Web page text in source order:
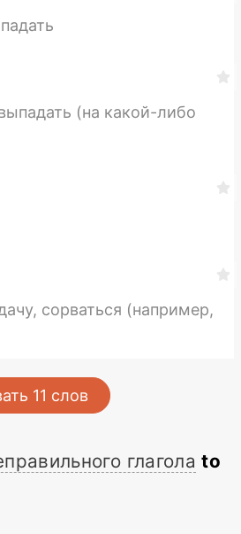
(на какой-либо
сорваться (например,
11 слов
глагола to